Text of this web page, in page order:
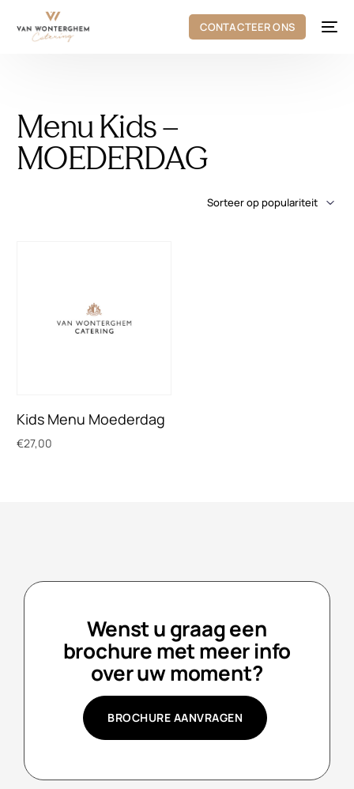
CONTACTEER ONS
Menu Kids –
MOEDERDAG
Kids Menu Moederdag
€27,00
Wenst u graag een
brochure met meer info
over uw moment?
BROCHURE AANVRAGEN